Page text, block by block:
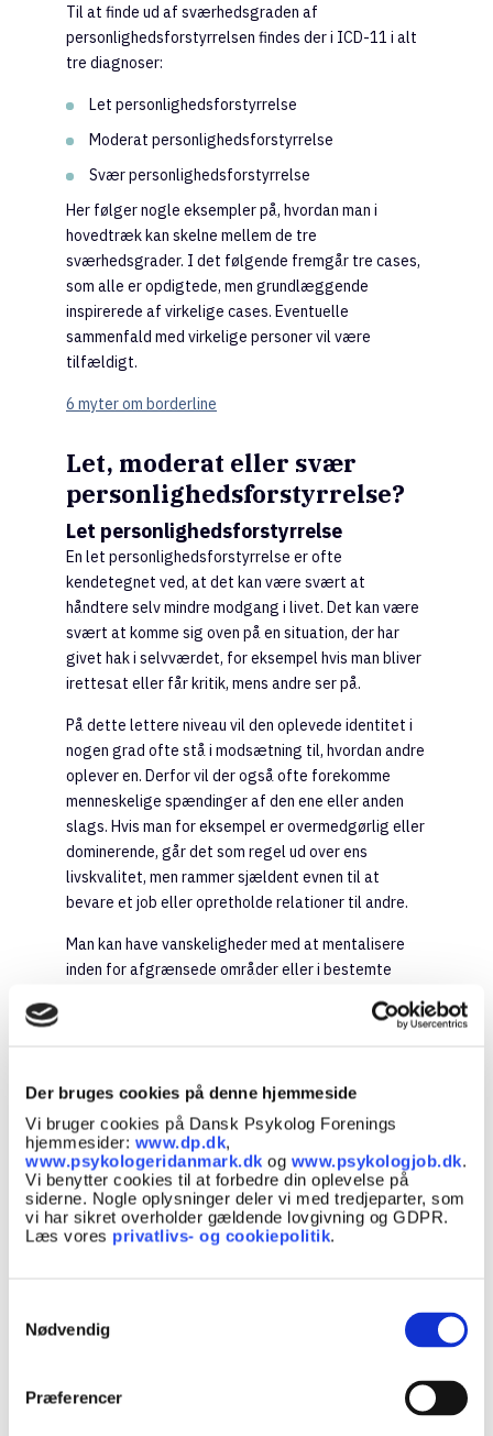
Der bruges cookies på denne hjemmeside
Vi bruger cookies på Dansk Psykolog Forenings
hjemmesider: www.dp.dk,
www.psykologeridanmark.dk og www.psykologjob.dk.
Vi benytter cookies til at forbedre din oplevelse på
siderne. Nogle oplysninger deler vi med tredjeparter, som
vi har sikret overholder gældende lovgivning og GDPR.
Læs vores privatlivs- og cookiepolitik.
Nødvendig
Præferencer
Til at finde ud af sværhedsgraden af
personlighedsforstyrrelsen findes der i ICD-11 i alt
tre diagnoser:
Let personlighedsforstyrrelse
Moderat personlighedsforstyrrelse
Svær personlighedsforstyrrelse
Her følger nogle eksempler på, hvordan man i
hovedtræk kan skelne mellem de tre
sværhedsgrader. I det følgende fremgår tre cases,
som alle er opdigtede, men grundlæggende
inspirerede af virkelige cases. Eventuelle
sammenfald med virkelige personer vil være
tilfældigt.
6 myter om borderline
Let, moderat eller svær
personlighedsforstyrrelse?
Let personlighedsforstyrrelse
En let personlighedsforstyrrelse er ofte
kendetegnet ved, at det kan være svært at
håndtere selv mindre modgang i livet. Det kan være
svært at komme sig oven på en situation, der har
givet hak i selvværdet, for eksempel hvis man bliver
irettesat eller får kritik, mens andre ser på.
På dette lettere niveau vil den oplevede identitet i
nogen grad ofte stå i modsætning til, hvordan andre
oplever en. Derfor vil der også ofte forekomme
menneskelige spændinger af den ene eller anden
slags. Hvis man for eksempel er overmedgørlig eller
dominerende, går det som regel ud over ens
livskvalitet, men rammer sjældent evnen til at
bevare et job eller opretholde relationer til andre.
Man kan have vanskeligheder med at mentalisere
inden for afgrænsede områder eller i bestemte
selv og andre ud fra det mentale; tanker, følelser,
underdanighed og konfliktskyhed, som kan spænde
ben for et tilfredsstillende liv, hvor man får opfyldt
sine behov.
Endelig kan der i følelsesmæssigt pressede
situationer ske forvrængninger i selvopfattelsen af
og synet på andre, men uden at det på nogen måde
andre.